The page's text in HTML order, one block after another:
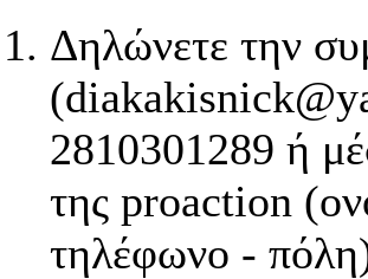
Δηλώνετε την
2810301289 ή
της proaction
τηλέφωνο -